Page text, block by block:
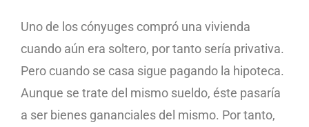
Uno de los cónyuges compró una vivienda
cuando aún era soltero, por tanto sería privativa.
Pero cuando se casa sigue pagando la hipoteca.
Aunque se trate del mismo sueldo, éste pasaría
a ser bienes gananciales del mismo. Por tanto,